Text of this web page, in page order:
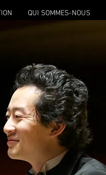
QUI SOMMES-NOUS